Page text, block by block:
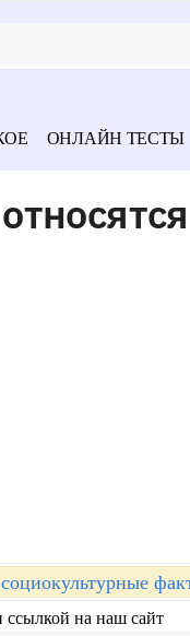
ОНЛАЙН ТЕСТЫ
ссылкой на наш сайт